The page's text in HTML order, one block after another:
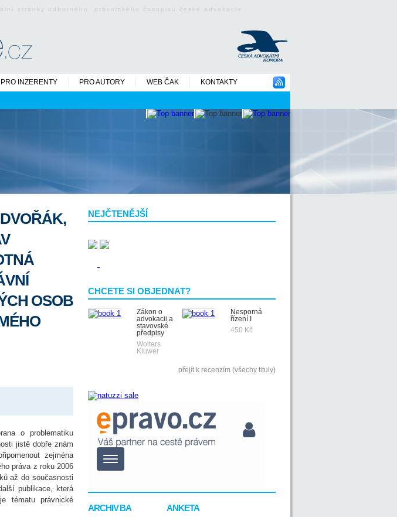
stránky odborného právnického časopisu české advokacie
PRO INZERENTY PRO AUTORY WEB ČAK KONTAKTY
NEJČTENĚJŠÍ
CHCETE SI OBJEDNAT?
Zákon o
advokacii a
stavovské
předpisy
Wolters
Kluwer
Nesporná
řízení I
450 Kč
přejít k recenzím (všechy tituly)
ARCHIV BA ANKETA
OSOB
o problematiku
jistě dobře znám
zejména
práva z roku 2006
až do současnosti
publikace, která
tématu právnické